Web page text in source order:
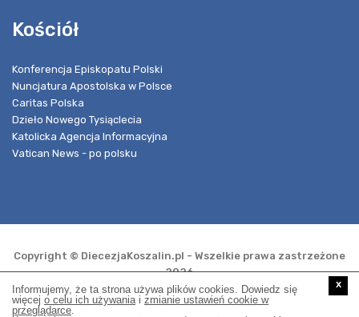
Kościół
Konferencja Episkopatu Polski
Nuncjatura Apostolska w Polsce
Caritas Polska
Dzieło Nowego Tysiąclecia
Katolicka Agencja Informacyjna
Vatican News - po polsku
Copyright © DiecezjaKoszalin.pl - Wszelkie prawa zastrzeżone
2026
Informujemy, że ta strona używa plików cookies. Dowiedz się
więcej o celu ich używaniai zmianie ustawień cookie w
przeglądarce.
x